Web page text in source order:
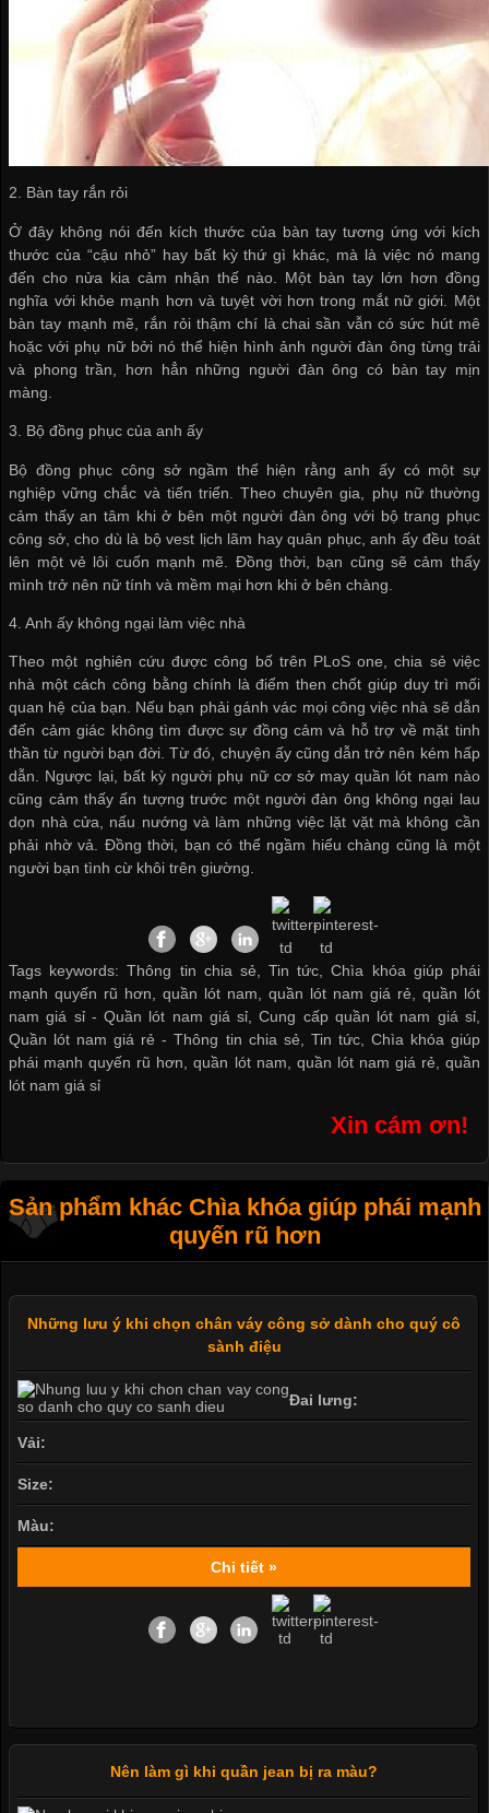
2. Bàn tay rắn rỏi
Ở đây không nói đến kích thước của bàn tay tương ứng với kích
thước của “cậu nhỏ” hay bất kỳ thứ gì khác, mà là việc nó mang
đến cho nửa kia cảm nhận thế nào. Một bàn tay lớn hơn đồng
nghĩa với khỏe mạnh hơn và tuyệt vời hơn trong mắt nữ giới. Một
bàn tay mạnh mẽ, rắn rỏi thậm chí là chai sần vẫn có sức hút mê
hoặc với phụ nữ bởi nó thể hiện hình ảnh người đàn ông từng trải
và phong trần, hơn hẳn những người đàn ông có bàn tay mịn
màng.
3. Bộ đồng phục của anh ấy
Bộ đồng phục công sở ngầm thể hiện rằng anh ấy có một sự
nghiệp vững chắc và tiến triển. Theo chuyên gia, phụ nữ thường
cảm thấy an tâm khi ở bên một người đàn ông với bộ trang phục
công sở, cho dù là bộ vest lịch lãm hay quân phục, anh ấy đều toát
lên một vẻ lôi cuốn mạnh mẽ. Đồng thời, bạn cũng sẽ cảm thấy
mình trở nên nữ tính và mềm mại hơn khi ở bên chàng.
4. Anh ấy không ngại làm việc nhà
Theo một nghiên cứu được công bố trên PLoS one, chia sẻ việc
nhà một cách công bằng chính là điểm then chốt giúp duy trì mối
quan hệ của bạn. Nếu bạn phải gánh vác mọi công việc nhà sẽ dẫn
đến cảm giác không tìm được sự đồng cảm và hỗ trợ về mặt tinh
thần từ người bạn đời. Từ đó, chuyện ấy cũng dẫn trở nên kém hấp
dẫn. Ngược lại, bất kỳ người phụ nữ cơ sở may quần lót nam nào
cũng cảm thấy ấn tượng trước một người đàn ông không ngại lau
dọn nhà cửa, nấu nướng và làm những việc lặt vặt mà không cần
phải nhờ vả. Đồng thời, bạn có thể ngầm hiểu chàng cũng là một
người bạn tình cừ khôi trên giường.
Tags keywords: Thông tin chia sẻ, Tin tức, Chìa khóa giúp phái
mạnh quyến rũ hơn, quần lót nam, quần lót nam giá rẻ, quần lót
nam giá sỉ -Quần lót nam giá sỉ ,Cung cấp quần lót nam giá sỉ,
Quần lót nam giá rẻ -Thông tin chia sẻ Tin tức, Chìa khóa giúp
phái mạnh quyến rũ hơn ,quần lót nam quần lót nam giá rẻ
quần
lót nam giá sỉ
Xin cám ơn!
Sản phẩm khác Chìa khóa giúp phái mạnh
quyến rũ hơn
Những lưu ý khi chọn chân váy công sở dành cho quý cô
sành điệu
Đai lưng:
Vải:
Size:
Màu:
Chi tiết »
Nên làm gì khi quần jean bị ra màu?